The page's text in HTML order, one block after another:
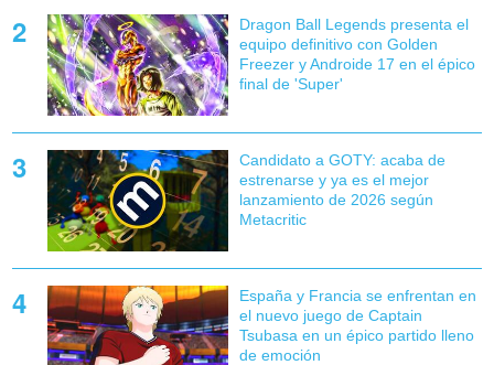
Dragon Ball Legends presenta el
equipo definitivo con Golden
Freezer y Androide 17 en el épico
final de 'Super'
Candidato a GOTY: acaba de
estrenarse y ya es el mejor
lanzamiento de 2026 según
Metacritic
España y Francia se enfrentan en
el nuevo juego de Captain
Tsubasa en un épico partido lleno
de emoción